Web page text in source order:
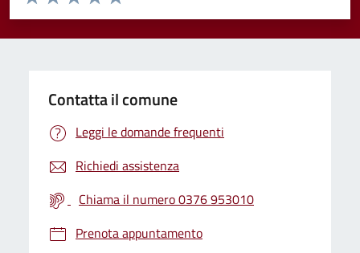
Valuta 5 stelle su 5
Valuta 4 stelle su 5
Valuta 3 stelle su 5
Valuta 2 stelle su 5
Valuta 1 stelle su 5
Contatta il comune
Leggi le domande frequenti
Richiedi assistenza
Chiama il numero 0376 953010
Prenota appuntamento